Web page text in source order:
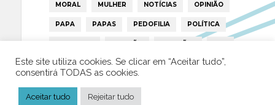
MORAL MULHER NOTÍCIAS OPINIÃO
PAPA PAPAS PEDOFILIA POLÍTICA
PORTUGAL RELIGIÃO RELIGIÕES RTP
TRUMP VATICANO
Este site utiliza cookies. Se clicar em “Aceitar tudo”,
consentirá TODAS as cookies.
Aceitar tudo Rejeitar tudo